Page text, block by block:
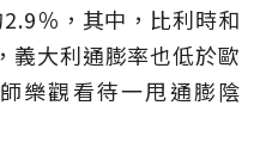
％，其中，比利時和
義大利通膨率也低於歐
樂觀看待一甩通膨陰